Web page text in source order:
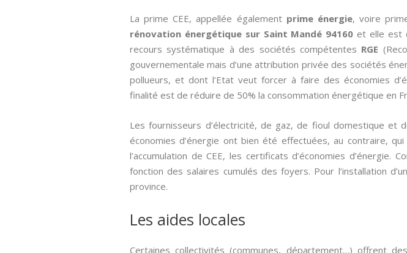
La prime CEE, appellée également prime énergie, voire
rénovation énergétique sur Saint Mandé 94160 et elle est
recours systématique à des sociétés compétentes RGE
gouvernementale mais d’une attribution privée des sociétés
pollueurs, et dont l’Etat veut forcer à faire des économies
finalité est de réduire de 50% la consommation énergétique en
Les fournisseurs d’électricité, de gaz, de fioul domestique et
économies d’énergie ont bien été effectuées, au contraire,
l’accumulation de CEE, les certificats d’économies d’énergie.
fonction des salaires cumulés des foyers. Pour l’installation
province.
Les aides locales
Certaines collectivités (communes, département…) offrent